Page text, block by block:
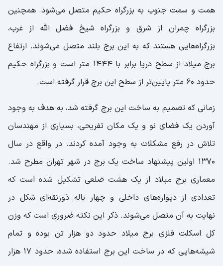
همت و سمت جنوب به بزرگراه حکیم متصل می‌شود. همچنین
بزرگراه چمران از شرق و بزرگراه شیخ فضل الله از غرب،
بزرگراه‌هایی هستند که به این برج بلند متصل می‌شوند. ارتفاع
برج میلاد از سطح دریا برابر با ۱۴۴۴ متر است و بزرگراه حکیم
حدود ۶۰ متر پایین‌تر از سطح این برج قرار گرفته است.
زمانی که تصمیم به ساخت این برج گرفته شد، به هدف به وجود
آوردن یک فضای نو و یک مکان تفریحی، بسیاری از مهندسان
تلاش در رفع مشکلات به وجود آمده کردند. در واقع در سال
۱۳۷۰ اولین پیشنهاد ساخت یک برج در شهر تهران مطرح شد.
معماری برج میلاد از یک هشت ضلعی تشکیل شده است که
تعدادی از دیواره‌های داخلی و چهار باله ذوزنقه‌ای شکل در
نهایت به آن متصل می‌شوند. ذکر این نکته ضروری است که وزن
کل اسکلت فلزی برج میلاد حدود دو هزار تن بوده و تمام
شیشه‌هایی که در ساخت این برج استفاده شده، حدود ۱۷ هزار